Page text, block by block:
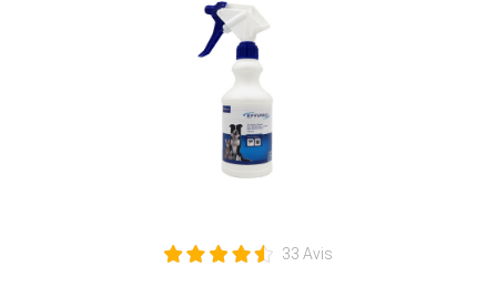
33 Avis